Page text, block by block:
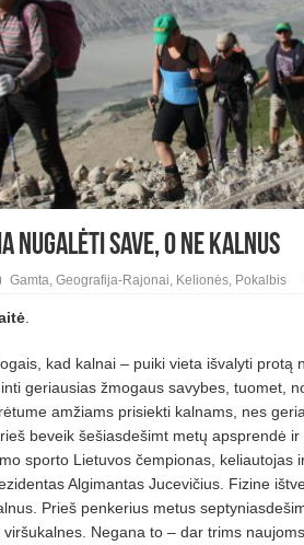
nugalėti save, o ne kalnus
Gamta Geografija-Rajonai Kelionės, Pokalbis
.
kad kalnai – puiki vieta išvalyti protą
geriausias žmogaus savybes, tuomet,
amžiams prisiekti kalnams, nes
beveik šešiasdešimt metų apsprendė
sporto Lietuvos čempionas, keliautojas
Algimantas Jucevičius. Fizine
Prieš penkerius metus
Negana to – dar trims